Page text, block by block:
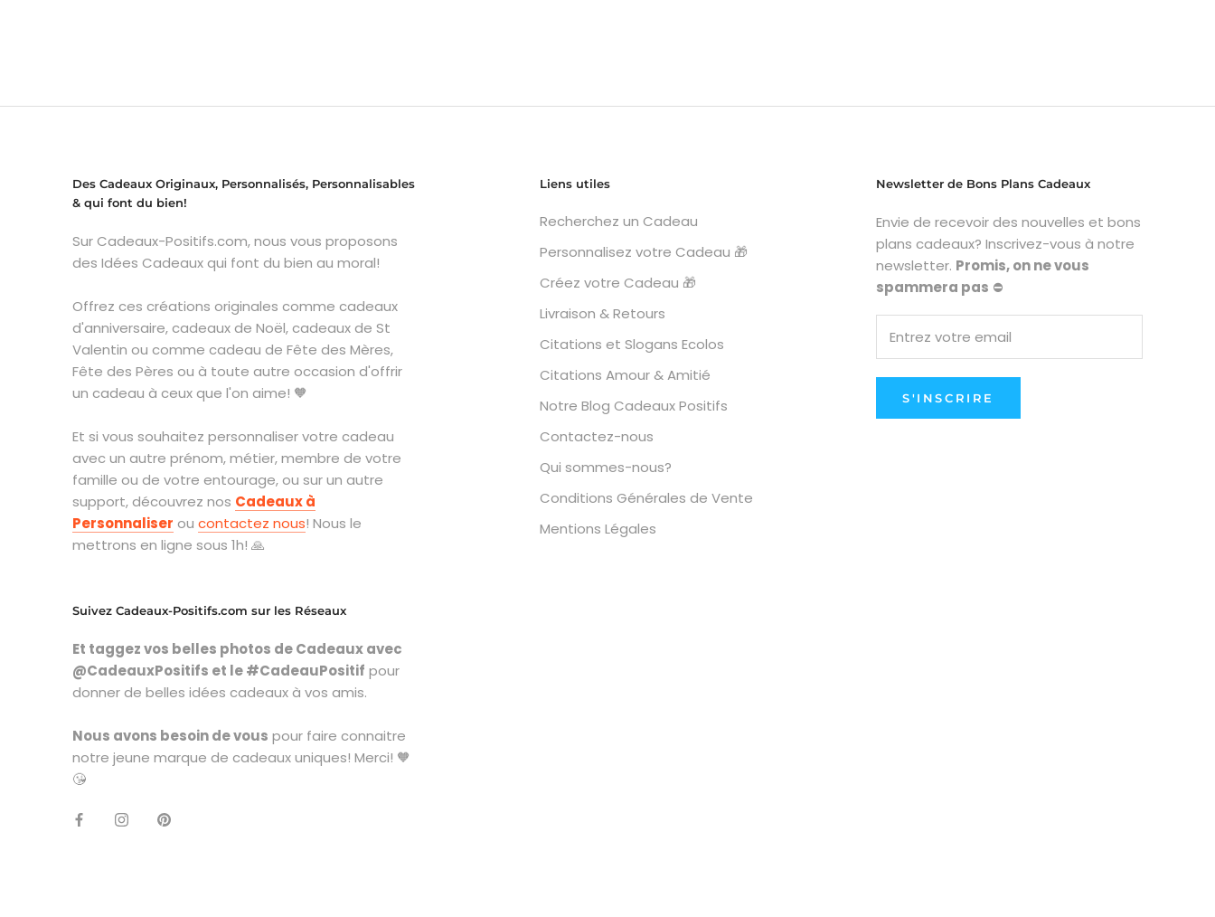
Des Cadeaux Originaux, Personnalisés, Personnalisables
& qui font du bien!
Sur Cadeaux-Positifs.com, nous vous proposons
des Idées Cadeaux qui font du bien au moral!
Offrez ces créations originales comme cadeaux
d'anniversaire, cadeaux de Noël, cadeaux de St
Valentin ou comme cadeau de Fête des Mères,
Fête des Pères ou à toute autre occasion d'offrir
un cadeau à ceux que l'on aime! 🧡
Et si vous souhaitez personnaliser votre cadeau
avec un autre prénom, métier, membre de votre
famille ou de votre entourage, ou sur un autre
support, découvrez nos Cadeaux à
Personnaliser ou contactez nous! Nous le
mettrons en ligne sous 1h! 🙏
Liens utiles
Recherchez un Cadeau
Personnalisez votre Cadeau 🎁
Créez votre Cadeau 🎁
Livraison & Retours
Citations et Slogans Ecolos
Citations Amour & Amitié
Notre Blog Cadeaux Positifs
Contactez-nous
Qui sommes-nous?
Conditions Générales de Vente
Mentions Légales
Newsletter de Bons Plans Cadeaux
Envie de recevoir des nouvelles et bons
plans cadeaux? Inscrivez-vous à notre
newsletter. Promis, on ne vous
spammera pas ⛔
S'INSCRIRE
Suivez Cadeaux-Positifs.com sur les Réseaux
Et taggez vos belles photos de Cadeaux avec
@CadeauxPositifs et le #CadeauPositif pour
donner de belles idées cadeaux à vos amis.
Nous avons besoin de vous pour faire connaitre
notre jeune marque de cadeaux uniques! Merci! 🧡
😘